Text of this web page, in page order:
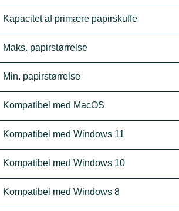
Kapacitet af primære papirskuffe
Maks. papirstørrelse
Min. papirstørrelse
Kompatibel med MacOS
Kompatibel med Windows 11
Kompatibel med Windows 10
Kompatibel med Windows 8